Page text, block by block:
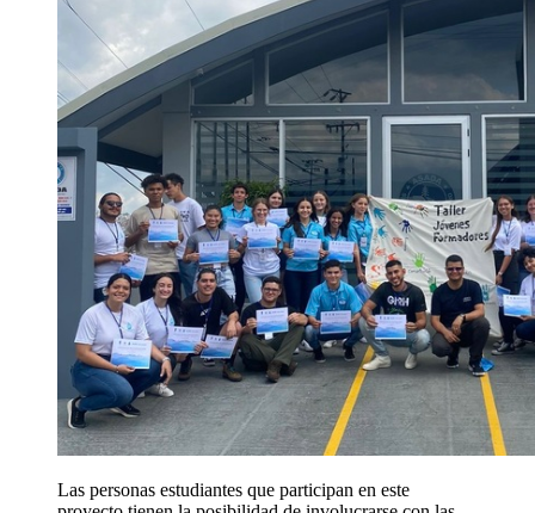
Las personas estudiantes que participan en este